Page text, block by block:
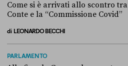
Come si è arrivati allo scontro tra
Conte e la “Commissione Covid”
di LEONARDO BECCHI
PARLAMENTO